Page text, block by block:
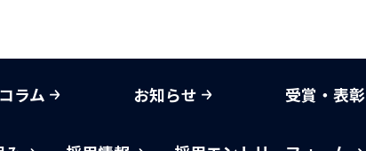
コラム お知らせ 受賞・表彰